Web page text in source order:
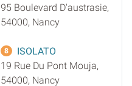
95 Boulevard D'austrasie,
54000, Nancy
8
ISOLATO
19 Rue Du Pont Mouja,
54000, Nancy